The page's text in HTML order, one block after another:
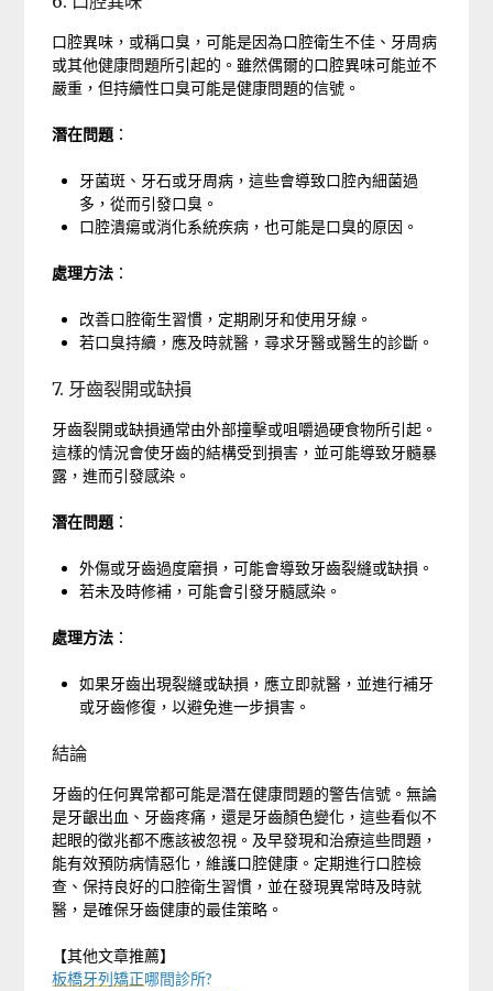
口腔異味，或稱口臭，可能是因為口腔衛生不佳、牙周病
或其他健康問題所引起的。雖然偶爾的口腔異味可能並不
嚴重，但持續性口臭可能是健康問題的信號。
潛在問題 ：
牙菌斑、牙石或牙周病，這些會導致口腔內細菌過
多，從而引發口臭。
口腔潰瘍或消化系統疾病，也可能是口臭的原因。
處理方法 ：
改善口腔衛生習慣，定期刷牙和使用牙線。
若口臭持續，應及時就醫，尋求牙醫或醫生的診斷。
7. 牙齒裂開或缺損
牙齒裂開或缺損通常由外部撞擊或咀嚼過硬食物所引起。
這樣的情況會使牙齒的結構受到損害，並可能導致牙髓暴
露，進而引發感染。
潛在問題 ：
外傷或牙齒過度磨損，可能會導致牙齒裂縫或缺損。
若未及時修補，可能會引發牙髓感染。
處理方法 ：
如果牙齒出現裂縫或缺損，應立即就醫，並進行補牙
或牙齒修復，以避免進一步損害。
結論
牙齒的任何異常都可能是潛在健康問題的警告信號。無論
是牙齦出血、牙齒疼痛，還是牙齒顏色變化，這些看似不
起眼的徵兆都不應該被忽視。及早發現和治療這些問題，
能有效預防病情惡化，維護口腔健康。定期進行口腔檢
查、保持良好的口腔衛生習慣，並在發現異常時及時就
醫，是確保牙齒健康的最佳策略。
【其他文章推薦】
板橋牙列矯正哪間診所?